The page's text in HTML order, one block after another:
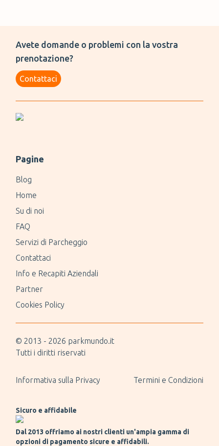
Avete domande o problemi con la vostra
prenotazione?
Contattaci
Pagine
Blog
Home
Su di noi
FAQ
Servizi di Parcheggio
Contattaci
Info e Recapiti Aziendali
Partner
Cookies Policy
© 2013 - 2026 parkmundo.it
Tutti i diritti riservati
Informativa sulla Privacy Termini e Condizioni
Sicuro e affidabile
Dal 2013 offriamo ai nostri clienti un'ampia gamma di
opzioni di pagamento sicure e affidabili.